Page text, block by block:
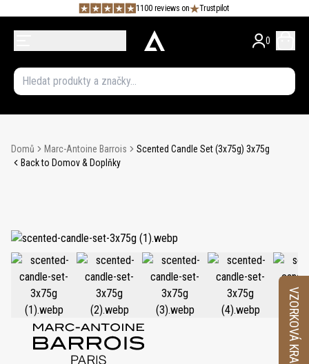
1100 reviews on Trustpilot
0
Domů Marc-Antoine Barrois
Scented Candle Set (3x75g) 3x75g
Back to Domov & Doplňky
VZORKOVÁ KRABIČKA